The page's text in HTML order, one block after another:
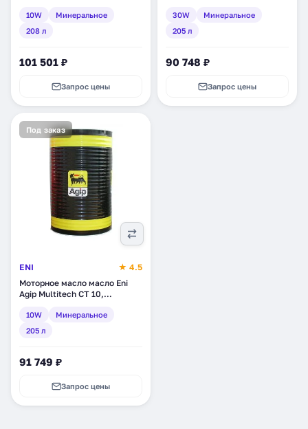
(804134DEE)
10W
Минеральное
208 л
101 501 ₽
Запрос цены
30W
Минеральное
205 л
90 748 ₽
Запрос цены
Под заказ
ENI
★ 4.5
Моторное масло масло Eni
Agip Multitech CT 10,
10W
Минеральное
205 л
91 749 ₽
Запрос цены